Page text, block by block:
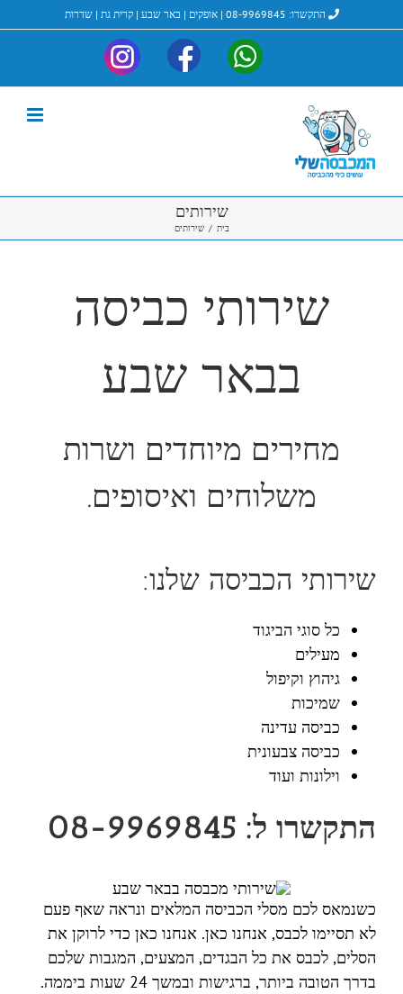
לתוכן
התקשרו: 08-9969845
|אופקים |באר שבע |קרית גת |שדרות
My-
My-
My-
שירותים
בית / שירותים
שירותי כביסה
בבאר שבע
מחירים מיוחדים ושרות
משלוחים ואיסופים.
שירותי הכביסה שלנו:
כל סוגי הביגוד
מעילים
גיהוץ וקיפול
שמיכות
כביסה עדינה
כביסה צבעונית
וילונות ועוד
התקשרו ל: 08-9969845
כשנמאס לכם מסלי הכביסה המלאים ונראה שאף פעם
לא תסיימו לכבס, אנחנו כאן. אנחנו כאן כדי לרוקן את
הסלים, לכבס את כל הבגדים, המצעים, המגבות שלכם
בדרך הטובה ביותר, ברגישות ובמשך 24 שעות ביממה.